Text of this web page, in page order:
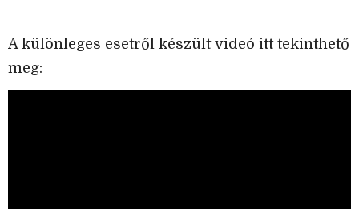
A különleges esetről készült videó itt tekinthető
meg: